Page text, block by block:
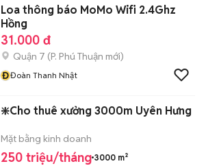
Loa thông báo MoMo Wifi 2.4Ghz
Hồng
31.000 đ
Quận 7 (P. Phú Thuận mới)
ĐĐoàn Thanh Nhật
❇️Cho thuê xưởng 3000m Uyên Hưng
Mặt bằng kinh doanh
250 triệu/tháng 3000 m²